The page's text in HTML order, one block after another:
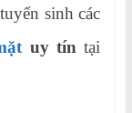
sinh các
uy tín tại